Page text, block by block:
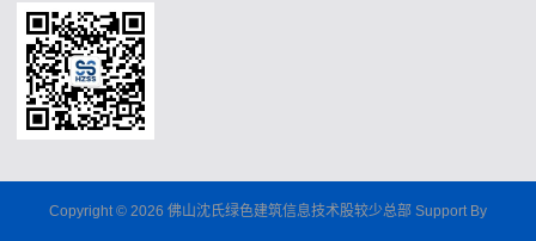
Copyright © 2026 佛山沈氏绿色建筑信息技术股较少总部 Support By